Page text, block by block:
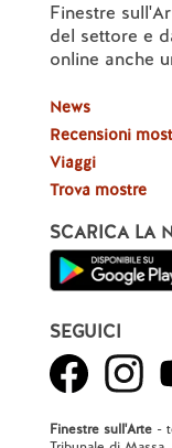
Finestre
del settore e
online anche
News
Recensioni
Viaggi
Trova mostre
SCARICA LA
SEGUICI
Finestre sull'Arte-